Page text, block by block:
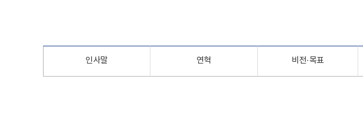
인사말 연혁 비전·목표